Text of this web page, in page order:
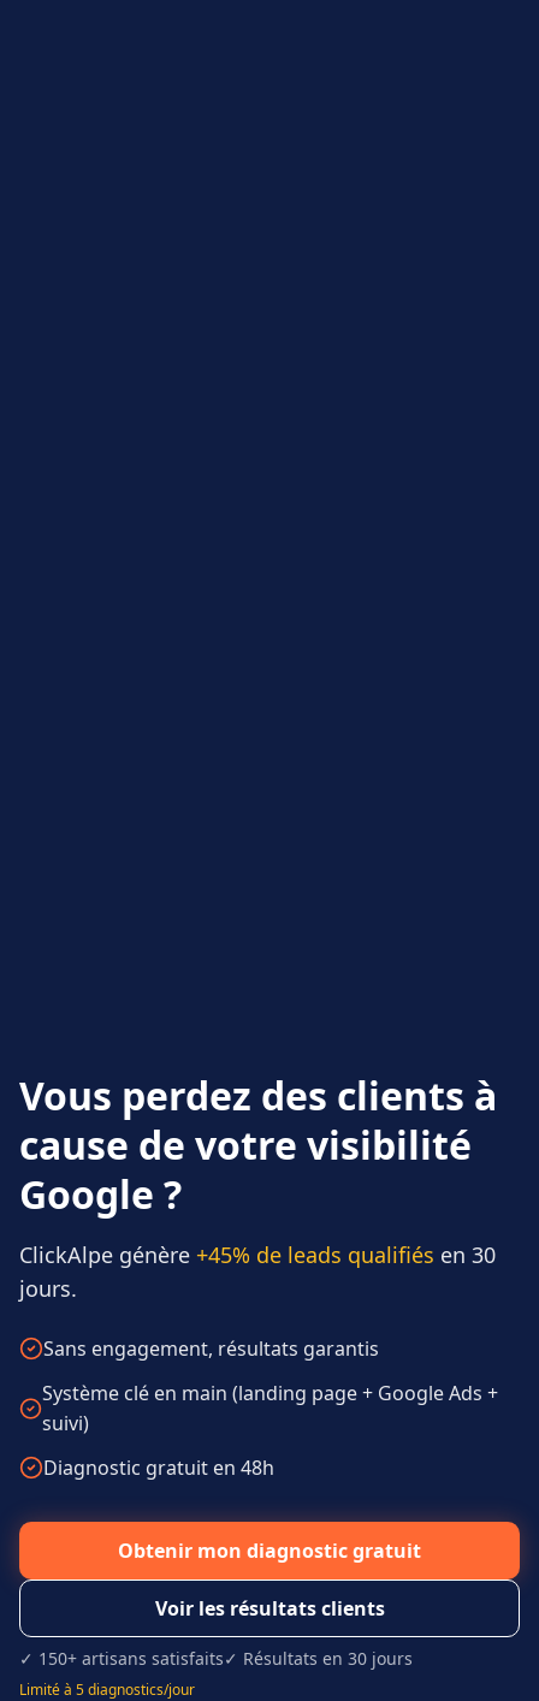
Vous perdez des clients à
cause de votre visibilité
Google ?
ClickAlpe génère +45% de leads qualifiés en 30
jours.
Sans engagement, résultats garantis
Système clé en main (landing page + Google Ads +
suivi)
Diagnostic gratuit en 48h
Obtenir mon diagnostic gratuit
Voir les résultats clients
✓ 150+ artisans satisfaits✓ Résultats en 30 jours
Limité à 5 diagnostics/jour